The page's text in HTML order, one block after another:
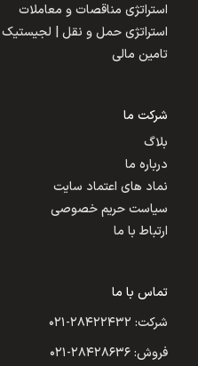
استراتژی مناقصات و معاملات
استراتژی حمل و نقل | لجیستیک
تامین مالی
شرکت ما
بلاگ
درباره ما
نماد های اعتماد سایت
سیاست حریم خصوصی
ارتباط با ما
تماس با ما
شرکت: ۲۸۴۲۲۴۳۲-۰۲۱
فروش: ۲۸۴۲۸۶۳۶-۰۲۱